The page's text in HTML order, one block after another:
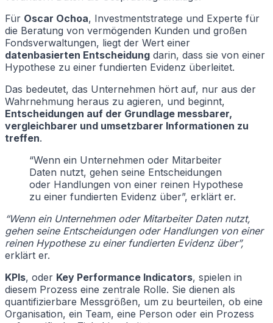
Für Oscar Ochoa, Investmentstratege und Experte für
die Beratung von vermögenden Kunden und großen
Fondsverwaltungen, liegt der Wert einer
datenbasierten Entscheidung darin, dass sie von einer
Hypothese zu einer fundierten Evidenz überleitet.
Das bedeutet, das Unternehmen hört auf, nur aus der
Wahrnehmung heraus zu agieren, und beginnt,
Entscheidungen auf der Grundlage messbarer,
vergleichbarer und umsetzbarer Informationen zu
treffen.
“Wenn ein Unternehmen oder Mitarbeiter
Daten nutzt, gehen seine Entscheidungen
oder Handlungen von einer reinen Hypothese
zu einer fundierten Evidenz über”, erklärt er.
“Wenn ein Unternehmen oder Mitarbeiter Daten nutzt,
gehen seine Entscheidungen oder Handlungen von einer
reinen Hypothese zu einer fundierten Evidenz über”,
erklärt er.
KPIs, oder Key Performance Indicators, spielen in
diesem Prozess eine zentrale Rolle. Sie dienen als
quantifizierbare Messgrößen, um zu beurteilen, ob eine
Organisation, ein Team, eine Person oder ein Prozess